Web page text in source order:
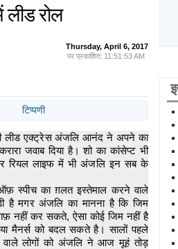
लीड रोल
Thursday, April 6, 2017
पर प्रकाशित: 11:51:53 AM
टिप्पणी
लीड एक्ट्रेस अंजलि आनंद ने अपने का
जवाब दिया है। शो का कांसेप्ट भी
रियल लाइफ में भी अंजलि इन सब के
स्पीच का ग़लत इस्तेमाल करने वाले
है मगर अंजलि का मानना है कि जिम
नहीं कर सकते, ऐसा कोई जिम नहीं है
या मैनर्स को बदल सकते है। सालों पहले
लोगों को अंजलि ने आज मूहं तोड़